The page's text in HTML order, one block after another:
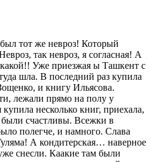
тот же невроз! Который
так невроз, я согласная! А
Уже приезжая ы Ташкент с
шла. В последний раз купила
и книгу Ильясова.
лежали прямо на полу у
несколько книг, приехала,
были счастливы. Всежки в
полегче, и намного. Слава
А кондитерская… наверное
снесли. Каакие там были